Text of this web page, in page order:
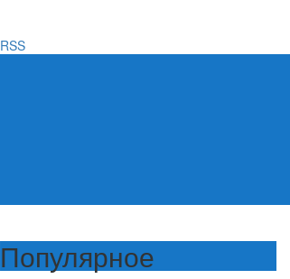
RSS
Популярное